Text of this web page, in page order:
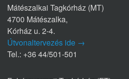
Mátészalkai Tagkórház (MT)
4700 Mátészalka,
Kórház u. 2-4.
Útvonaltervezés ide →
Tel.: +36 44/501-501